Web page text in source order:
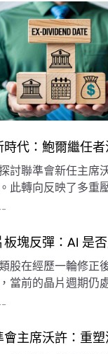
時代：鮑爾繼任
討聯準會新任主席
此轉向反映了多重
準會實施降息或激
塊反彈：AI 是
股在經歷一輪修正
當前的晶片週期仍
，價格預期將持續走
會主席沃許：重